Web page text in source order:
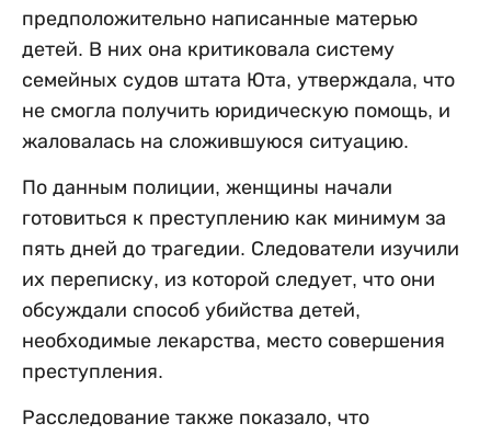
предположительно написанные матерью
детей. В них она критиковала систему
семейных судов штата Юта, утверждала, что
не смогла получить юридическую помощь, и
жаловалась на сложившуюся ситуацию.
По данным полиции, женщины начали
готовиться к преступлению как минимум за
пять дней до трагедии. Следователи изучили
их переписку, из которой следует, что они
обсуждали способ убийства детей,
необходимые лекарства, место совершения
преступления.
Расследование также показало, что